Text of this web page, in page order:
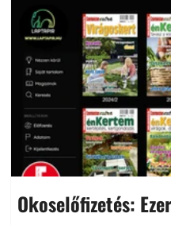
Okoselőfizetés: